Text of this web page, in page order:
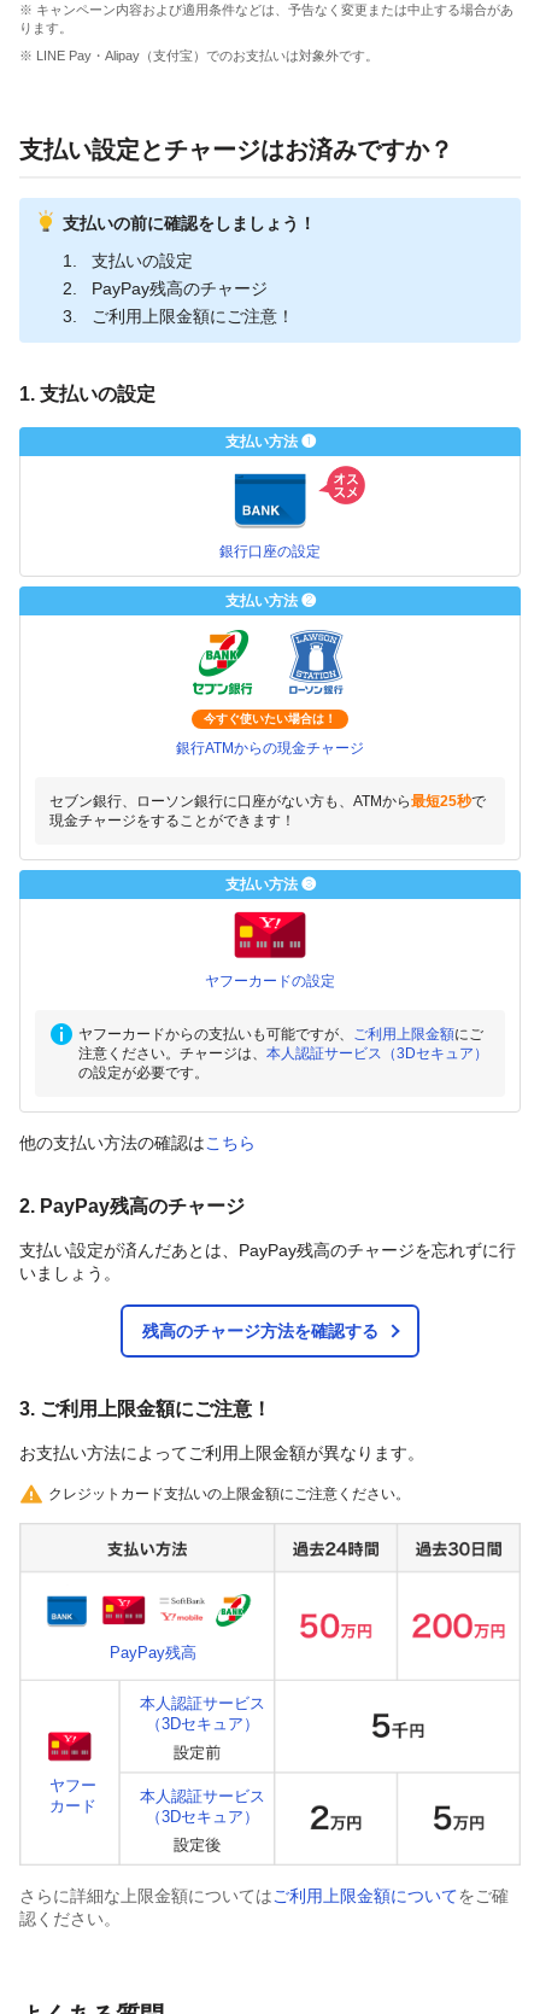
※ キャンペーン内容および適用条件などは、予告なく変更または中止する場合があ
ります。
※ LINE Pay・Alipay（支付宝）でのお支払いは対象外です。
支払い設定とチャージはお済みですか？
支払いの前に確認をしましょう！
支払いの設定
PayPay残高のチャージ
ご利用上限金額にご注意！
1. 支払いの設定
支払い方法 ❶
銀行口座の設定
支払い方法 ❷
今すぐ使いたい場合は！
銀行ATMからの現金チャージ
セブン銀行、ローソン銀行に口座がない方も、ATMから最短25秒で
現金チャージをすることができます！
支払い方法 ❸
ヤフーカードの設定
ヤフーカードからの支払いも可能ですが、 ご利用上限金額にご
注意ください。チャージは、 本人認証サービス（3Dセキュア）
の設定が必要です。
他の支払い方法の確認はこちら
2. PayPay残高のチャージ
支払い設定が済んだあとは、PayPay残高のチャージを忘れずに行
いましょう。
残高のチャージ方法を確認する
3. ご利用上限金額にご注意！
お支払い方法によってご利用上限金額が異なります。
クレジットカード支払いの上限金額にご注意ください。
PayPay残高
ヤフー
カード
本人認証サービス
（3Dセキュア）
本人認証サービス
（3Dセキュア）
さらに詳細な上限金額についてはご利用上限金額についてをご確
認ください。